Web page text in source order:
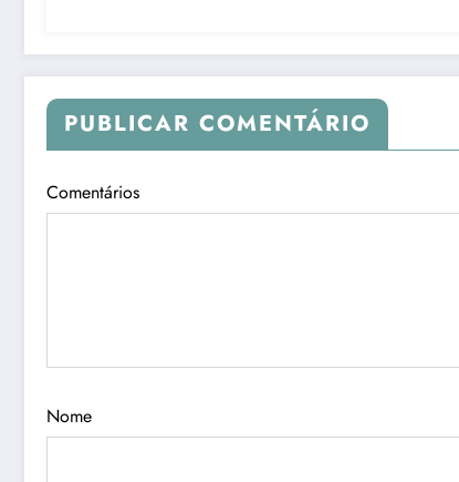
PUBLICAR COMENTÁRIO
Comentários
Nome